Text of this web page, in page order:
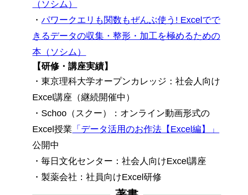
（ソシム）
・パワークエリも関数もぜんぶ使う! Excelでで
きるデータの収集・整形・加工を極めるための
本（ソシム）
【研修・講座実績】
・東京理科大学オープンカレッジ：社会人向け
Excel講座（継続開催中）
・Schoo（スクー）：オンライン動画形式の
Excel授業 「データ活用のお作法【Excel編】」
公開中
・毎日文化センター：社会人向けExcel講座
・製薬会社：社員向けExcel研修